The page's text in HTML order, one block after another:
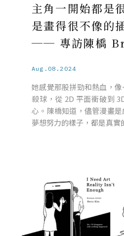
主角一開始都是
是畫得很不像的
── 專訪陳橋
Aug.08.2024
她感覺那股拼勁和熱血，
殺球，從 2D 平面衝破到
心。陳橋知道，儘管漫畫
夢想努力的樣子，都是真實